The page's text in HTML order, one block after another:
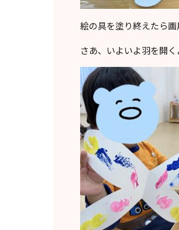
絵の具を塗り終えたら
さあ、いよいよ羽を開く